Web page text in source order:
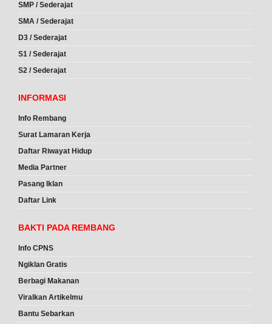
SMP / Sederajat
SMA / Sederajat
D3 / Sederajat
S1 / Sederajat
S2 / Sederajat
INFORMASI
Info Rembang
Surat Lamaran Kerja
Daftar Riwayat Hidup
Media Partner
Pasang Iklan
Daftar Link
BAKTI PADA REMBANG
Info CPNS
Ngiklan Gratis
Berbagi Makanan
Viralkan Artikelmu
Bantu Sebarkan